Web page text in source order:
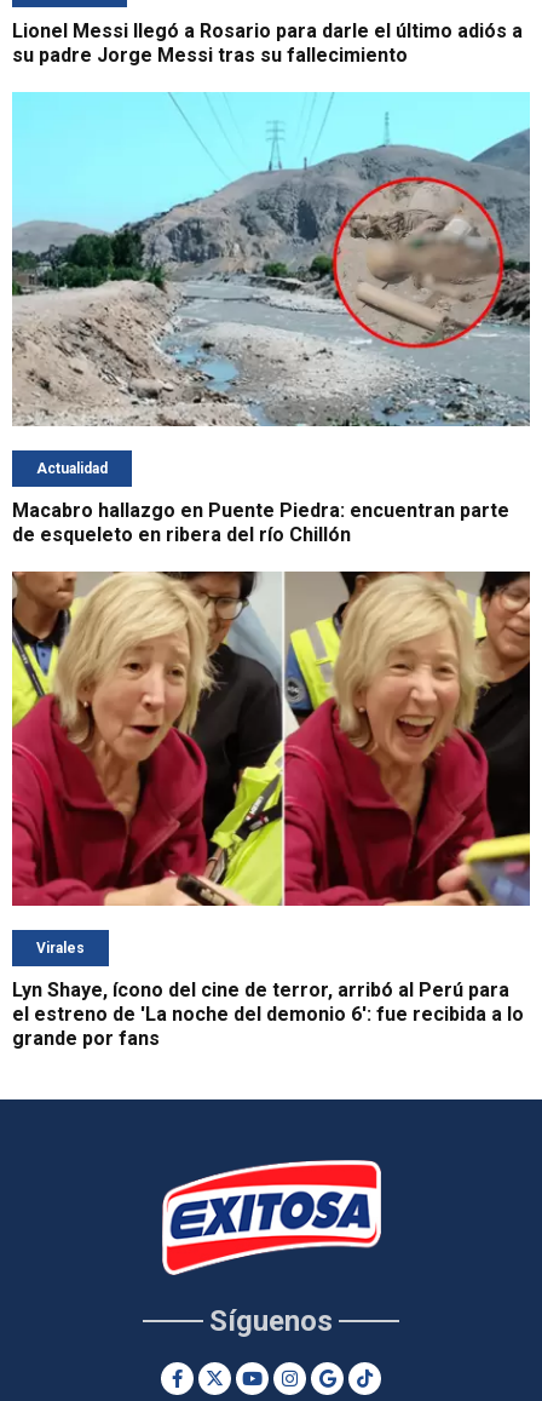
Lionel Messi llegó a Rosario para darle el último adiós a
su padre Jorge Messi tras su fallecimiento
Actualidad
Macabro hallazgo en Puente Piedra: encuentran parte
de esqueleto en ribera del río Chillón
Virales
Lyn Shaye, ícono del cine de terror, arribó al Perú para
el estreno de 'La noche del demonio 6': fue recibida a lo
grande por fans
Síguenos